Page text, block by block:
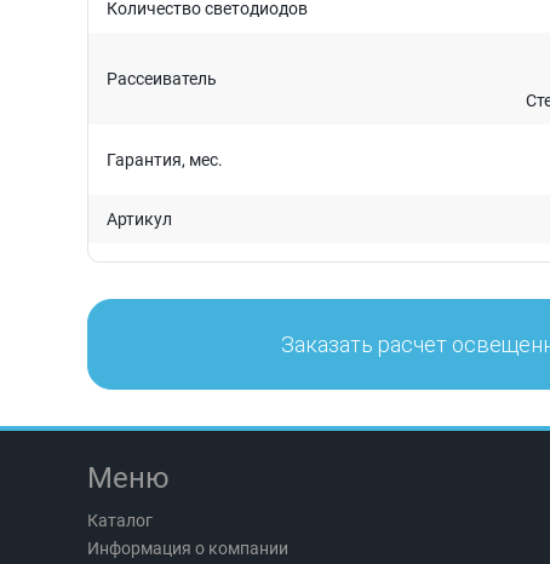
Количество светодиодов
Рассеиватель
Гарантия, мес.
Артикул
Заказать расчет
Меню
Каталог
Информация о компании